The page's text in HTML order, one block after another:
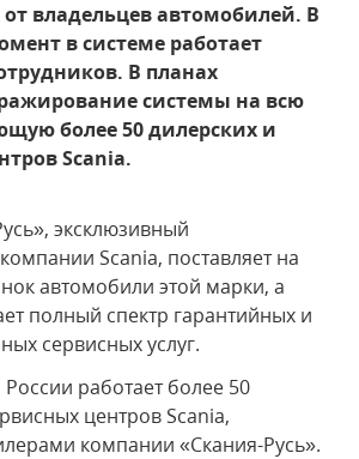
владельцев автомобилей. В
в системе работает
В планах
системы на всю
более 50 дилерских и
Scania.
эксклюзивный
Scania, поставляет на
автомобили этой марки, а
полный спектр гарантийных и
сервисных услуг.
работает более 50
центров Scania,
компании «Скания-Русь».